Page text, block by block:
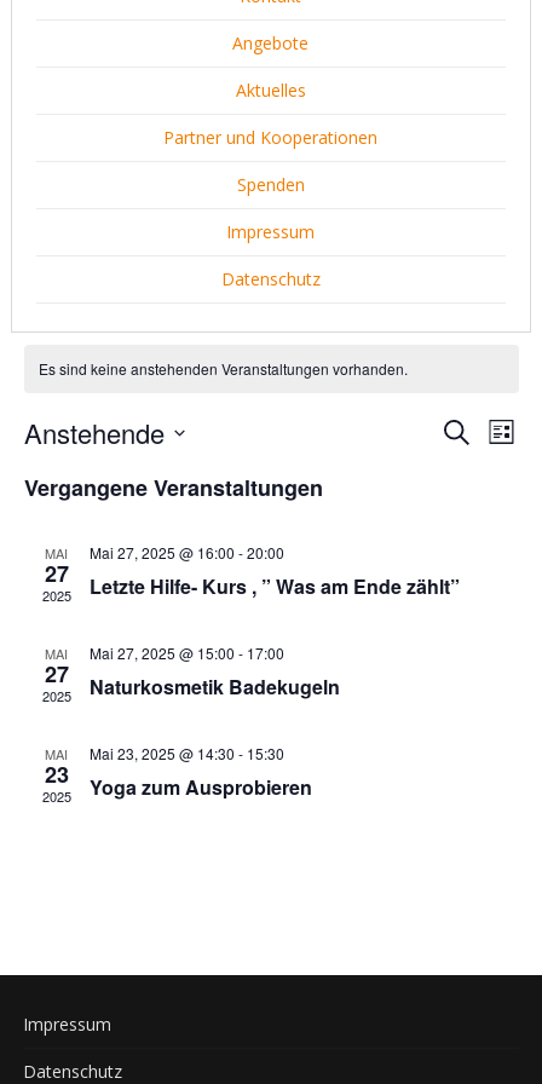
Angebote
Aktuelles
Partner und Kooperationen
Spenden
Impressum
Datenschutz
Es sind keine anstehenden Veranstaltungen vorhanden.
SucheListe
Anstehende
wählen.
Vergangene Veranstaltungen
MAI
27
2025
Mai 27, 2025 @ 16:00 -20:00
Letzte Hilfe- Kurs , ” Was am Ende zählt”
MAI
27
2025
Mai 27, 2025 @ 15:00 - 17:00
Naturkosmetik Badekugeln
MAI
23
2025
Mai 23, 2025 @ 14:30 - 15:30
Yoga zum Ausprobieren
Impressum
Datenschutz